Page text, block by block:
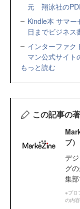
元 翔泳社の
Kindle本 サマ
日までビジネス
インターファク
マン公式サイト
もっと読む
この記事の
ブ）
デ
グ
集部
※プロ
の内